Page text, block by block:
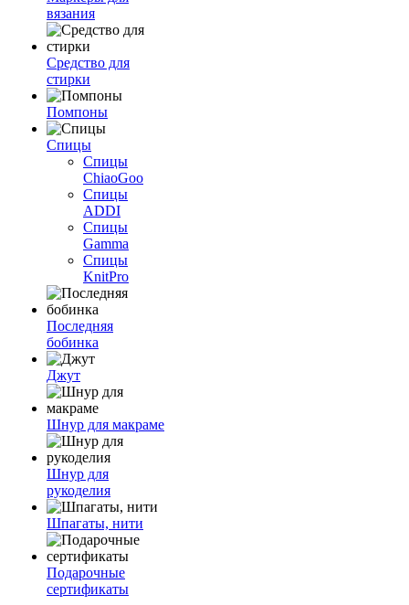
вязания
Средство для
стирки
Помпоны
Спицы
Спицы
ChiaoGoo
Спицы
ADDI
Спицы
Gamma
Спицы
KnitPro
Последняя
бобинка
Джут
Шнур для макраме
Шнур для
рукоделия
Шпагаты, нити
Подарочные
сертификаты